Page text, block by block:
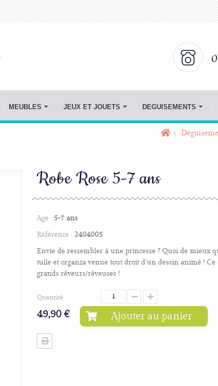
MEUBLES JEUX ET JOUETS DEGUISEMENTS
Robe Rose 5-7 ans
Age : 5-7 ans
Référence : 2404005
Envie de ressembler à une princesse ? Quoi de mieux
tulle et organza venue tout droit d’un dessin animé !
grands rêveurs/rêveuses !
Quantité
49,90 € Ajouter au panier